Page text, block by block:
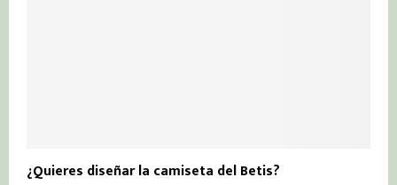
¿Quieres diseñar la camiseta del Betis?